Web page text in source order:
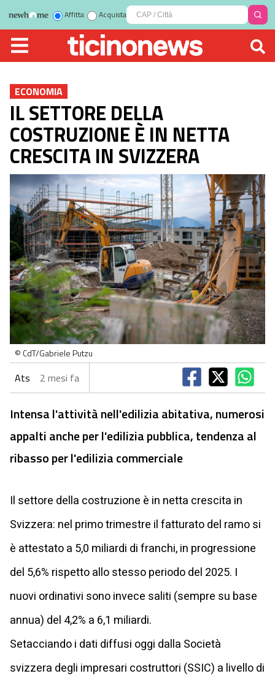
Affitta Acquista
ECONOMIA
IL SETTORE DELLA
COSTRUZIONE È IN NETTA
CRESCITA IN SVIZZERA
© CdT/Gabriele Putzu
Ats 2 mesi fa
Intensa l'attività nell'edilizia abitativa, numerosi
appalti anche per l'edilizia pubblica, tendenza al
ribasso per l'edilizia commerciale
Il settore della costruzione è in netta crescita in
Svizzera: nel primo trimestre il fatturato del ramo si
è attestato a 5,0 miliardi di franchi, in progressione
del 5,6% rispetto allo stesso periodo del 2025. I
nuovi ordinativi sono invece saliti (sempre su base
annua) del 4,2% a 6,1 miliardi.
Setacciando i dati diffusi oggi dalla Società
svizzera degli impresari costruttori (SSIC) a livello di